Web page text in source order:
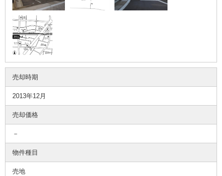
売却時期
2013年12月
売却価格
－
物件種目
売地